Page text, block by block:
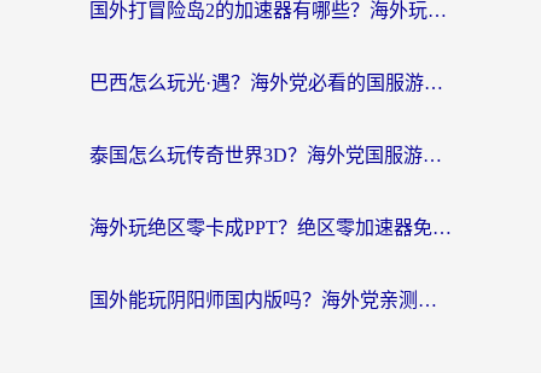
国外打冒险岛2的加速器有哪些？海外玩家国服畅玩全攻略（附实测推荐）
巴西怎么玩光·遇？海外党必看的国服游戏加速器选择指南（附3款热门游戏实测）
泰国怎么玩传奇世界3D？海外党国服游戏加速终极指南（附非洲欧洲热门游戏解决方案）
海外玩绝区零卡成PPT？绝区零加速器免费的推荐+实用技巧，附墨西哥玩谁是卧底美国玩和平精英攻略
国外能玩阴阳师国内版吗？海外党亲测有效的国服游戏加速指南